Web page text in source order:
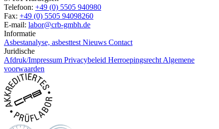
Telefoon: +49 (0) 5505 940980
Fax: +49 (0) 5505 94098260
E-mail: labor@crb-gmbh.de
Informatie
Asbestanalyse, asbesttest Nieuws Contact
Juridische
Afdruk/Impressum Privacybeleid Herroepingsrecht Algemene
voorwaarden